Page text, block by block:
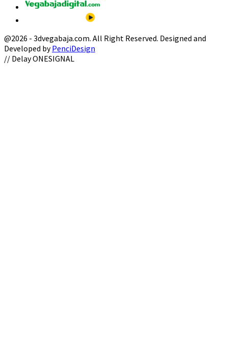
@2026 - 3dvegabaja.com. All Right Reserved. Designed and
Developed byPenciDesign
Facebook
Twitter
Instagram
Youtube
Email
// Delay ONESIGNAL